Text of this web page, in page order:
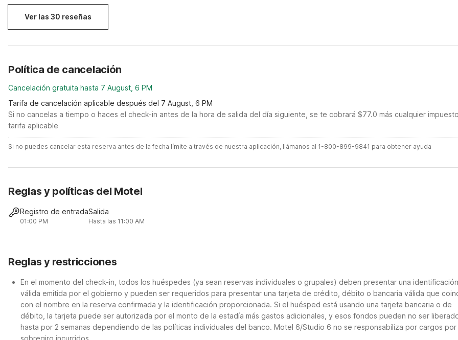
Ver las 30 reseñas
Política de cancelación
Cancelación gratuita hasta 7 August, 6 PM
Tarifa de cancelación aplicable después del 7 August, 6 PM
Si no cancelas a tiempo o haces el check-in antes de la hora de salida del día siguiente, se te cobrará $77.0 más cualquier
tarifa aplicable
Si no puedes cancelar esta reserva antes de la fecha límite a través de nuestra aplicación, llámanos al 1-800-899-9841 para obtener ayuda
Reglas y políticas del Motel
Registro de entrada
01:00 PM
Salida
Hasta las 11:00 AM
Reglas y restricciones
En el momento del check-in, todos los huéspedes (ya sean reservas individuales o grupales) deben presentar una identificación
válida emitida por el gobierno y pueden ser requeridos para presentar una tarjeta de crédito, débito o bancaria válida que
con el nombre en la reserva confirmada y la identificación proporcionada. Si el huésped está usando una tarjeta bancaria o de
débito, la tarjeta puede ser autorizada por el monto de la estadía más gastos adicionales, y esos fondos pueden no ser
hasta por 2 semanas dependiendo de las políticas individuales del banco. Motel 6/Studio 6 no se responsabiliza por cargos por
sobregiro incurridos.